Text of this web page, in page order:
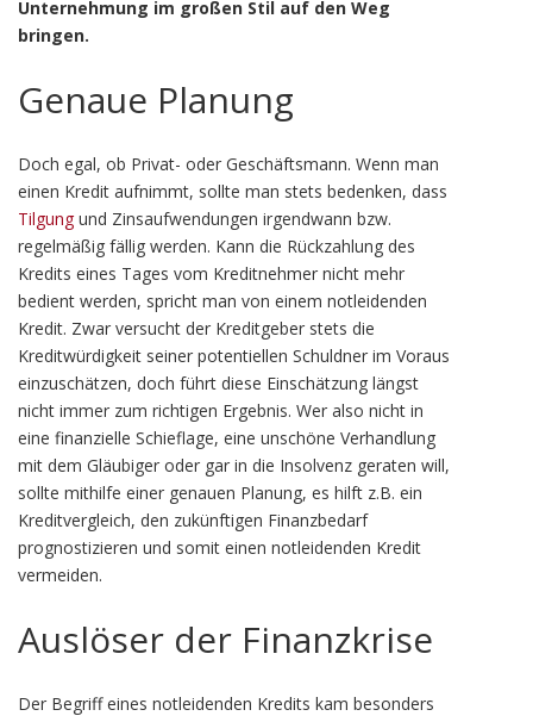
Unternehmung im großen Stil auf den Weg
bringen.
Genaue Planung
Doch egal, ob Privat- oder Geschäftsmann. Wenn man
einen Kredit aufnimmt, sollte man stets bedenken, dass
Tilgungund Zinsaufwendungen irgendwann bzw.
regelmäßig fällig werden. Kann die Rückzahlung des
Kredits eines Tages vom Kreditnehmer nicht mehr
bedient werden, spricht man von einem notleidenden
Kredit. Zwar versucht der Kreditgeber stets die
Kreditwürdigkeit seiner potentiellen Schuldner im Voraus
einzuschätzen, doch führt diese Einschätzung längst
nicht immer zum richtigen Ergebnis. Wer also nicht in
eine finanzielle Schieflage, eine unschöne Verhandlung
mit dem Gläubiger oder gar in die Insolvenz geraten will,
sollte mithilfe einer genauen Planung, es hilft z.B. ein
Kreditvergleich, den zukünftigen Finanzbedarf
prognostizieren und somit einen notleidenden Kredit
vermeiden.
Auslöser der Finanzkrise
Der Begriff eines notleidenden Kredits kam besonders